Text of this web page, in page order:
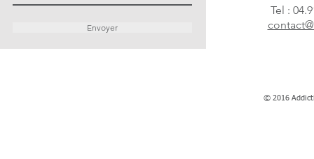
Envoyer
Tel :
© 2016